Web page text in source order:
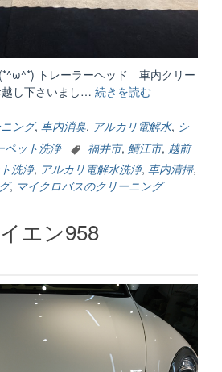
トレーラーヘッド 車内クリー
し下さいまし… 続きを読む
編/
車
内
ク
リ
ト
ラ
ッ
ク”
ング, 車内消臭, アルカリ電解水, シ
ペット洗浄 福井市, 鯖江市, 越前
洗浄, アルカリ電解水洗浄, 車内清掃,
, マイクロバスのクリーニング
エン958